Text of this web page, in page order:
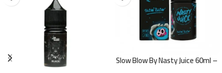
Slow Blow By Nasty Juice 60ml –